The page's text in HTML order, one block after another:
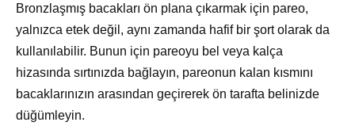
Bronzlaşmış bacakları ön plana çıkarmak için pareo,
yalnızca etek değil, aynı zamanda hafif bir şort olarak da
kullanılabilir. Bunun için pareoyu bel veya kalça
hizasında sırtınızda bağlayın, pareonun kalan kısmını
bacaklarınızın arasından geçirerek ön tarafta belinizde
düğümleyin.